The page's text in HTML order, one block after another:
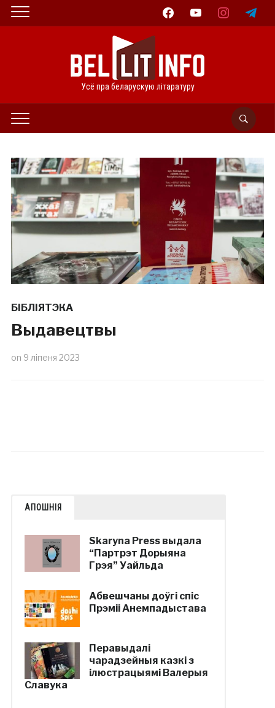
facebookyoutube instagramtelegram
Усё пра беларускую літаратуру
БІБЛІЯТЭКА
Выдавецтвы
on 9 ліпеня 2023
АПОШНІЯ
Skaryna Press выдала
“Партрэт Дорыяна
Грэя” Уайльда
Абвешчаны доўгі спіс
Прэміі Анемпадыстава
Перавыдалі
чарадзейныя казкі з
ілюстрацыямі Валерыя
Славука